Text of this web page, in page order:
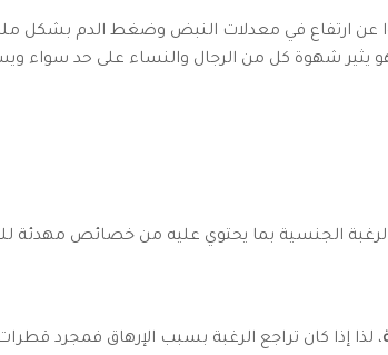
أن المشاركين أبلغوا عن ارتفاع في معدلات النبض وضغط
يثير شهوة كل من الرجال والنساء على حد سواء
الجنسية بما يحتوي عليه من خصائص مهدئة
، لذا إذا كان تراجع الرغبة بسبب الإرهاق فمجرد